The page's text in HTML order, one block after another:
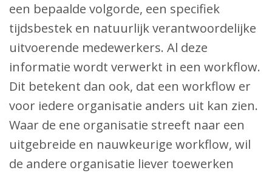
een bepaalde volgorde, een specifiek
tijdsbestek en natuurlijk verantwoordelijke
uitvoerende medewerkers. Al deze
informatie wordt verwerkt in een workflow.
Dit betekent dan ook, dat een workflow er
voor iedere organisatie anders uit kan zien.
Waar de ene organisatie streeft naar een
uitgebreide en nauwkeurige workflow, wil
de andere organisatie liever toewerken